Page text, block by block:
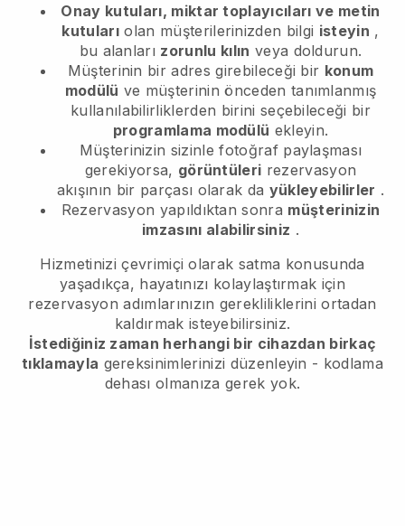
Onay kutuları, miktar toplayıcıları ve metin
kutuları olan müşterilerinizden bilgi isteyin ,
bu alanları zorunlu kılın veya doldurun.
Müşterinin bir adres girebileceği bir konum
modülü ve müşterinin önceden tanımlanmış
kullanılabilirliklerden birini seçebileceği bir
programlama modülü ekleyin.
Müşterinizin sizinle fotoğraf paylaşması
gerekiyorsa, görüntüleri rezervasyon
akışının bir parçası olarak da yükleyebilirler .
Rezervasyon yapıldıktan sonra müşterinizin
imzasını alabilirsiniz .
Hizmetinizi çevrimiçi olarak satma konusunda
yaşadıkça, hayatınızı kolaylaştırmak için
rezervasyon adımlarınızın gerekliliklerini ortadan
kaldırmak isteyebilirsiniz.
İstediğiniz zaman herhangi bir cihazdan birkaç
tıklamayla gereksinimlerinizi düzenleyin - kodlama
dehası olmanıza gerek yok.